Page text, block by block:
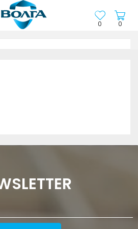
0
0